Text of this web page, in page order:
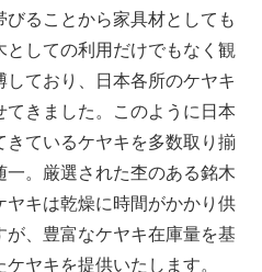
ることから家具材としても
しての利用だけでもなく観
ており、日本各所のケヤキ
きました。このように日本
ているケヤキを多数取り揃
一。厳選された杢のある銘木
ヤキは乾燥に時間がかかり供
、豊富なケヤキ在庫量を基
ヤキを提供いたします。